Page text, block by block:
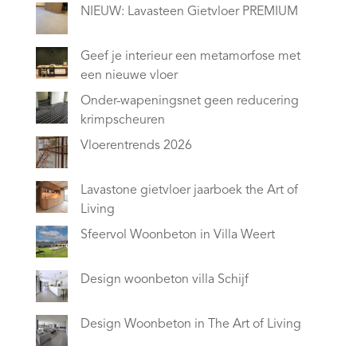
NIEUW: Lavasteen Gietvloer PREMIUM
Geef je interieur een metamorfose met
een nieuwe vloer
Onder-wapeningsnet geen reducering
krimpscheuren
Vloerentrends 2026
Lavastone gietvloer jaarboek the Art of
Living
Sfeervol Woonbeton in Villa Weert
Design woonbeton villa Schijf
Design Woonbeton in The Art of Living